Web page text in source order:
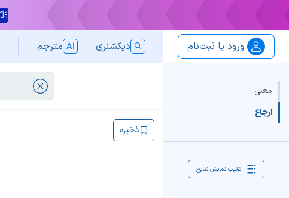
ورود یا ثبت‌نام دیکشنری مترجم
معنی
ارجاع
ترتیب نمایش نتایج
ذخیره